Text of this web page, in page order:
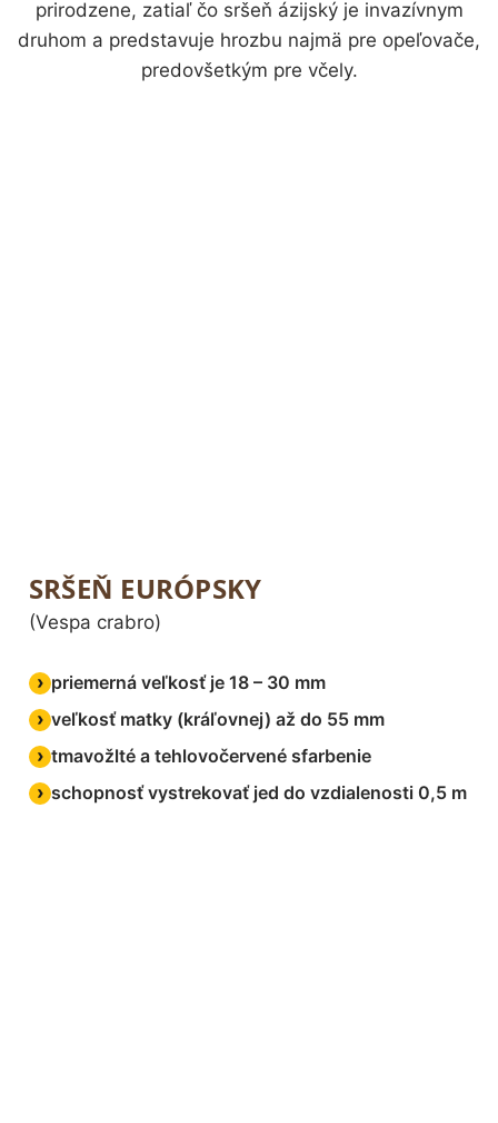
prirodzene, zatiaľ čo sršeň ázijský je invazívnym
druhom a predstavuje hrozbu najmä pre opeľovače,
predovšetkým pre včely.
SRŠEŇ EURÓPSKY
(Vespa crabro)
priemerná veľkosť je 18 – 30 mm
veľkosť matky (kráľovnej) až do 55 mm
tmavožlté a tehlovočervené sfarbenie
schopnosť vystrekovať jed do vzdialenosti 0,5 m